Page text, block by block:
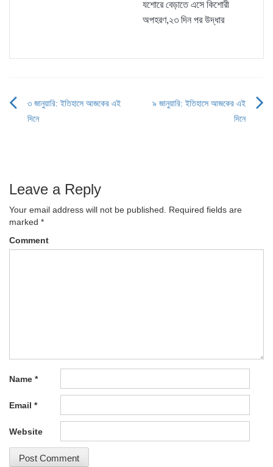
যশোরে বেড়াতে এসে কিশোরী
অপহরণ,২৩ দিন পর উদ্ধার
Post
৩ জানুয়ারি: ইতিহাসে আজকের এই
দিনে
৯ জানুয়ারি: ইতিহাসে আজকের এই
দিনে
Leave a Reply
Your email address will not be published.
Required fields are
marked *
Comment
Name *
Email *
Website